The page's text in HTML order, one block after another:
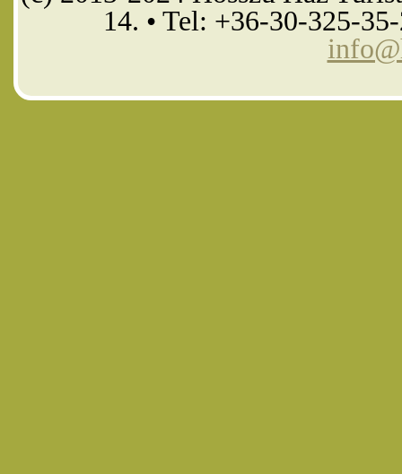
14. • Tel: +36-30-325-